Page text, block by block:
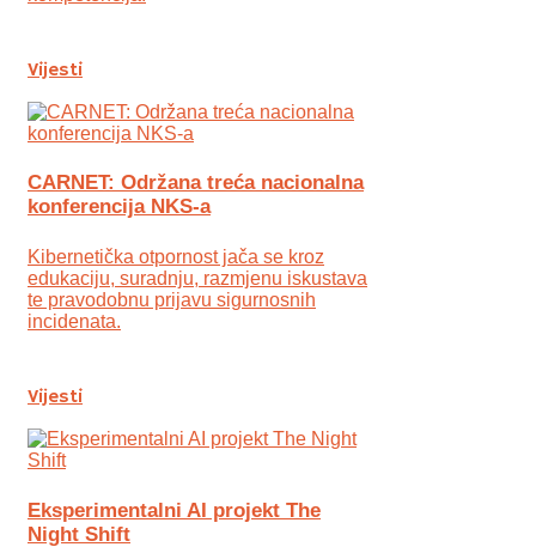
Vijesti
CARNET: Održana treća nacionalna
konferencija NKS-a
Kibernetička otpornost jača se kroz
edukaciju, suradnju, razmjenu iskustava
te pravodobnu prijavu sigurnosnih
incidenata.
Vijesti
Eksperimentalni AI projekt The
Night Shift